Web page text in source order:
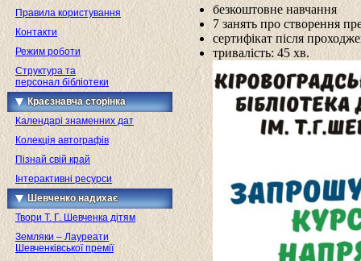
Правила користування
Контакти
Режим роботи
Структура та
персонал бібліотеки
Краєзнавча сторінка
Календарі знаменних дат
Колекція автографів
Пізнай свій край
Інтерактивні ресурси
Шевченко надихає
Твори Т. Г. Шевченка дітям
Земляки – Лауреати
Шевченківської премії
безкоштовне навчання
7 занять про створення
сертифікат після
тривалість: 45 хв.